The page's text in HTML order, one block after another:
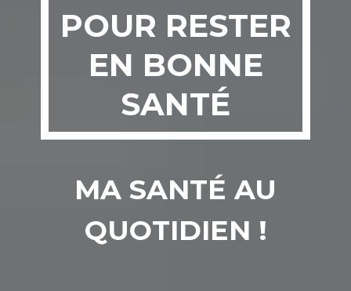
POUR RESTER
EN BONNE
SANTÉ
MA SANTÉ AU
QUOTIDIEN !